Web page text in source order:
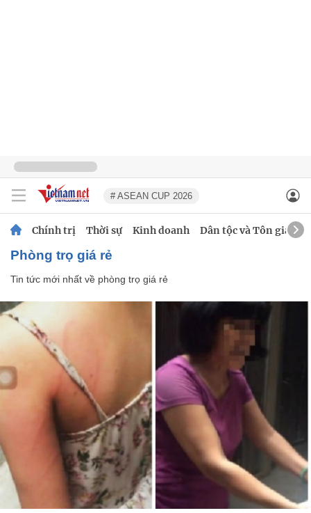
# ASEAN CUP 2026
Chính trị Thời sự Kinh doanh Dân tộc và Tôn giáo
phòng trọ giá rẻ
Tin tức mới nhất về phòng trọ giá rẻ